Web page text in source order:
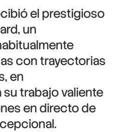
el prestigioso
un
con trayectorias
en
trabajo valiente
en directo de